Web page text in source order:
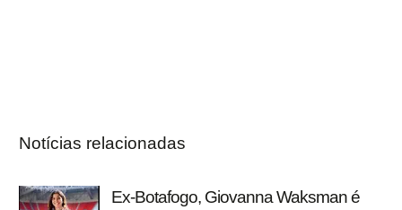
Notícias relacionadas
Ex-Botafogo, Giovanna Waksman é